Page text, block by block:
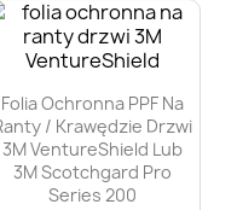
Folia Ochronna PPF Na
/ Krawędzie Drzwi
3M VentureShield Lub
3M Scotchgard Pro
Series 200